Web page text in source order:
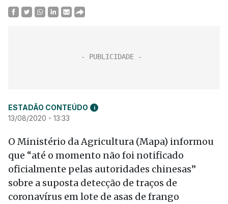
ESTADÃO CONTEÚDO i
13/08/2020 - 13:33
O Ministério da Agricultura (Mapa) informou
que “até o momento não foi notificado
oficialmente pelas autoridades chinesas”
sobre a suposta detecção de traços de
coronavírus em lote de asas de frango